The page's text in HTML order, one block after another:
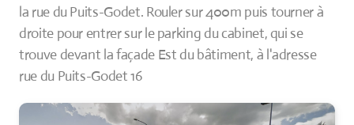
la rue du Puits-Godet. Rouler sur 400m puis tourner à
droite pour entrer sur le parking du cabinet, qui se
trouve devant la façade Est du bâtiment, à l'adresse
rue du Puits-Godet 16